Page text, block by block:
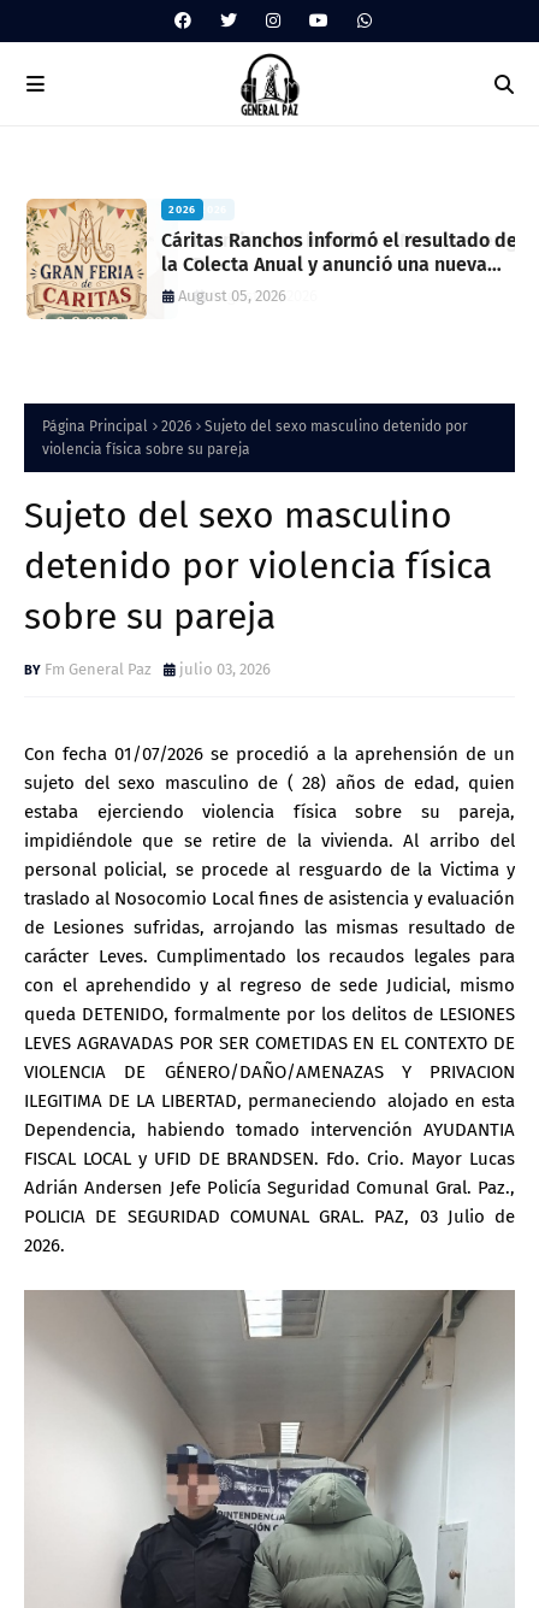
2026
Cáritas Ranchos informó el resultado de
la Colecta Anual y anunció una nueva
feria solidaria
August 05, 2026
Página Principal 2026
Sujeto del sexo masculino detenido por
violencia física sobre su pareja
Sujeto del sexo masculino
detenido por violencia física
sobre su pareja
Fm General Paz julio 03, 2026
Con fecha 01/07/2026 se procedió a la aprehensión de un
sujeto del sexo masculino de ( 28) años de edad, quien
estaba ejerciendo violencia física sobre su pareja,
impidiéndole que se retire de la vivienda. Al arribo del
personal policial, se procede al resguardo de la Victima y
traslado al Nosocomio Local fines de asistencia y evaluación
de Lesiones sufridas, arrojando las mismas resultado de
carácter Leves. Cumplimentado los recaudos legales para
con el aprehendido y al regreso de sede Judicial, mismo
queda DETENIDO, formalmente por los delitos de LESIONES
LEVES AGRAVADAS POR SER COMETIDAS EN EL CONTEXTO DE
VIOLENCIA DE GÉNERO/DAÑO/AMENAZAS Y PRIVACION
ILEGITIMA DE LA LIBERTAD, permaneciendo alojado en esta
Dependencia, habiendo tomado intervención AYUDANTIA
FISCAL LOCAL y UFID DE BRANDSEN. Fdo. Crio. Mayor Lucas
Adrián Andersen Jefe Policía Seguridad Comunal Gral. Paz.,
POLICIA DE SEGURIDAD COMUNAL GRAL. PAZ, 03 Julio de
2026.